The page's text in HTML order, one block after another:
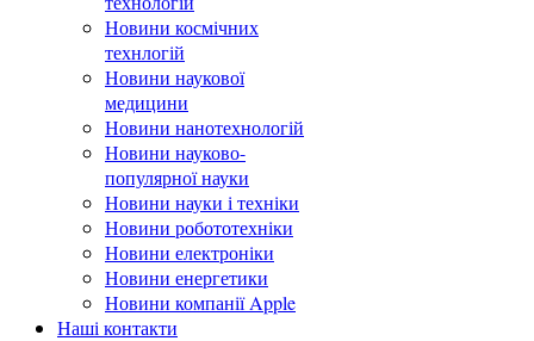
Новини космічних
технлогій
Новини наукової
медицини
Новини нанотехнологій
Новини науково-
популярної науки
Новини науки і техніки
Новини робототехніки
Новини електроніки
Новини енергетики
Новини компанії Apple
Наші контакти